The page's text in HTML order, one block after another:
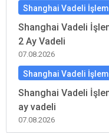
Shanghai Vadeli
Shanghai Vadeli
2 Ay Vadeli
07.08.2026
Shanghai Vadeli
Shanghai Vadeli
ay vadeli
07.08.2026